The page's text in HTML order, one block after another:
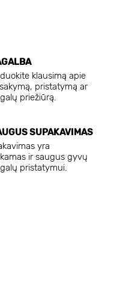
klausimą apie
pristatymą ar
priežiūrą.
SUPAKAVIMAS
yra
ir saugus gyvų
pristatymui.